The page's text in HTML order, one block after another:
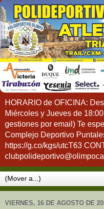
HORARIO de OFICINA:
Miércoles y Jueves de
gestiones por email) Te
Complejo Deportivo
https://g.co/kgs/utcT63
VIERNES, 16 DE AGOSTO DE